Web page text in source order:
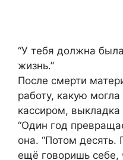
“У тебя должна
жизнь.”
После смерти
работу, какую
кассиром, выкладка
“Один год
она. “Потом
ещё говоришь себе,